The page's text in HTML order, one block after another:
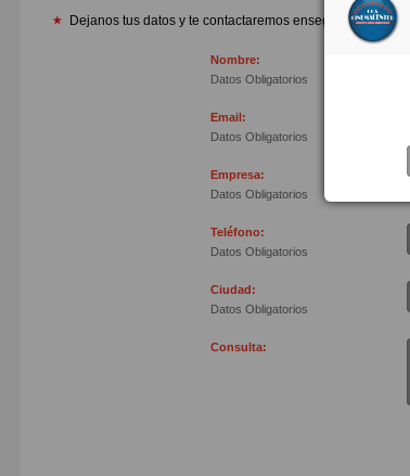
Dejanos tus datos y te contactaremos enseguida
Nombre:
Datos Obligatorios
Email:
Datos Obligatorios
Empresa:
Datos Obligatorios
Teléfono:
Datos Obligatorios
Ciudad:
Datos Obligatorios
Consulta: